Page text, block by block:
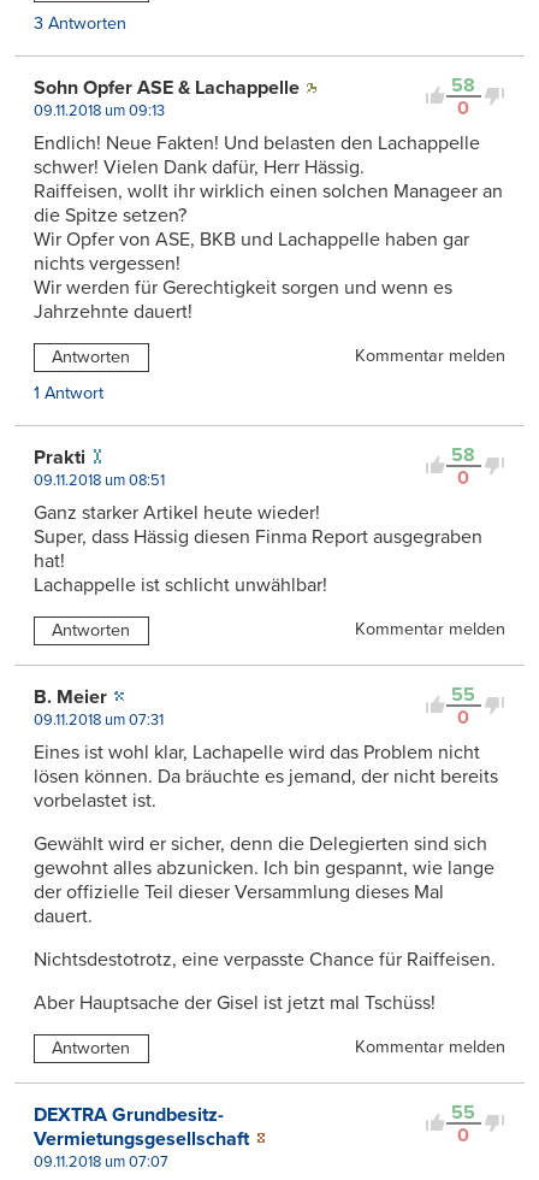
3 Antworten
58
0
Sohn Opfer ASE & Lachappelle
09.11.2018 um 09:13
Endlich! Neue Fakten! Und belasten den Lachappelle
schwer! Vielen Dank dafür, Herr Hässig.
Raiffeisen, wollt ihr wirklich einen solchen Manageer an
die Spitze setzen?
Wir Opfer von ASE, BKB und Lachappelle haben gar
nichts vergessen!
Wir werden für Gerechtigkeit sorgen und wenn es
Jahrzehnte dauert!
Antworten
Kommentar melden
1 Antwort
58
0
Prakti
09.11.2018 um 08:51
Ganz starker Artikel heute wieder!
Super, dass Hässig diesen Finma Report ausgegraben
hat!
Lachappelle ist schlicht unwählbar!
Antworten Kommentar melden
55
0
B. Meier
09.11.2018 um 07:31
Eines ist wohl klar, Lachapelle wird das Problem nicht
lösen können. Da bräuchte es jemand, der nicht bereits
vorbelastet ist.
Gewählt wird er sicher, denn die Delegierten sind sich
gewohnt alles abzunicken. Ich bin gespannt, wie lange
der offizielle Teil dieser Versammlung dieses Mal
dauert.
Nichtsdestotrotz, eine verpasste Chance für Raiffeisen.
Aber Hauptsache der Gisel ist jetzt mal Tschüss!
Antworten Kommentar melden
55
0
DEXTRA Grundbesitz-
Vermietungsgesellschaft
09.11.2018 um 07:07